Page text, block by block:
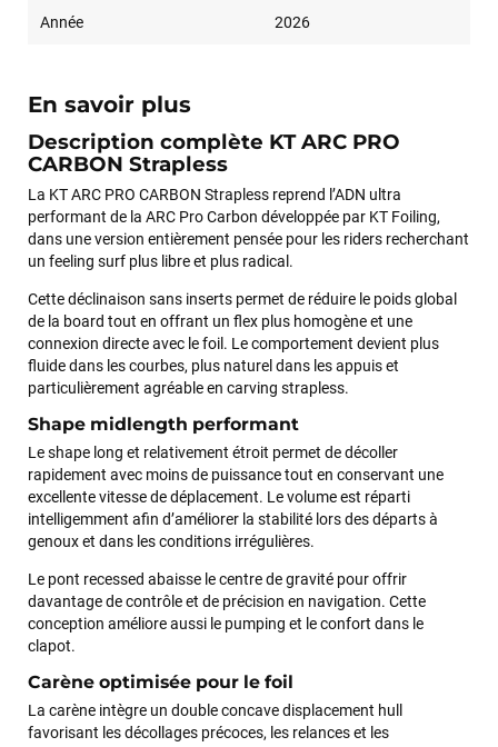
Année 2026
En savoir plus
Description complète KT ARC PRO
CARBON Strapless
La KT ARC PRO CARBON Strapless reprend l’ADN ultra
performant de la ARC Pro Carbon développée par KT Foiling,
dans une version entièrement pensée pour les riders recherchant
un feeling surf plus libre et plus radical.
Cette déclinaison sans inserts permet de réduire le poids global
de la board tout en offrant un flex plus homogène et une
connexion directe avec le foil. Le comportement devient plus
fluide dans les courbes, plus naturel dans les appuis et
particulièrement agréable en carving strapless.
Shape midlength performant
Le shape long et relativement étroit permet de décoller
rapidement avec moins de puissance tout en conservant une
excellente vitesse de déplacement. Le volume est réparti
intelligemment afin d’améliorer la stabilité lors des départs à
genoux et dans les conditions irrégulières.
Le pont recessed abaisse le centre de gravité pour offrir
davantage de contrôle et de précision en navigation. Cette
conception améliore aussi le pumping et le confort dans le
clapot.
Carène optimisée pour le foil
La carène intègre un double concave displacement hull
favorisant les décollages précoces, les relances et les